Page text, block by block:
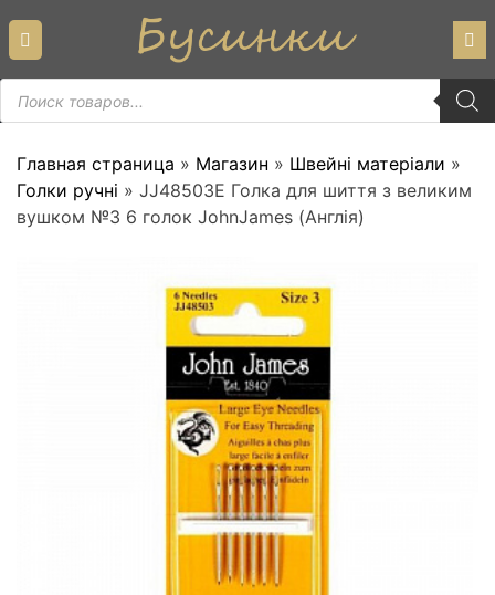
content
Пошук
товарів
Главная страница » Магазин » Швейні матеріали »
Голки ручні » JJ48503E Голка для шиття з великим
вушком №3 6 голок JohnJames (Англія)